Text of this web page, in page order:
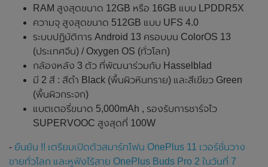
RAM สูงสุดขนาด 12GB หรือ 16GB แบบ LPDDR5X
ความจุ สูงสุดขนาด 512GB แบบ UFS 4.0
ระบบปฏิบัติการ Android 13 ครอบบน ColorOS 13
(ประเทศจีน) / Oxygen OS (ทั่วโลก)
กล้องหลัง 3 ตัว ที่พัฒนาร่วมกับ Hasselblad
มี 2 สี : สีดำ Black (พื้นผิวหินทราย) และสีเขียว Green
(พื้นผิวกระจก)
แบตเตอรี่ขนาด 5,000mAh , รองรับการชาร์จไว
SUPERVOOC สูงสุดที่ 100W
- ยืนยัน !! เตรียมเปิดตัวสมาร์ทโฟน OnePlus 11 เวอร์ชั่นวาง
ขายทั่วโลก และหูฟังไร้สาย OnePlus Buds Pro 2 ในวันที่ 7